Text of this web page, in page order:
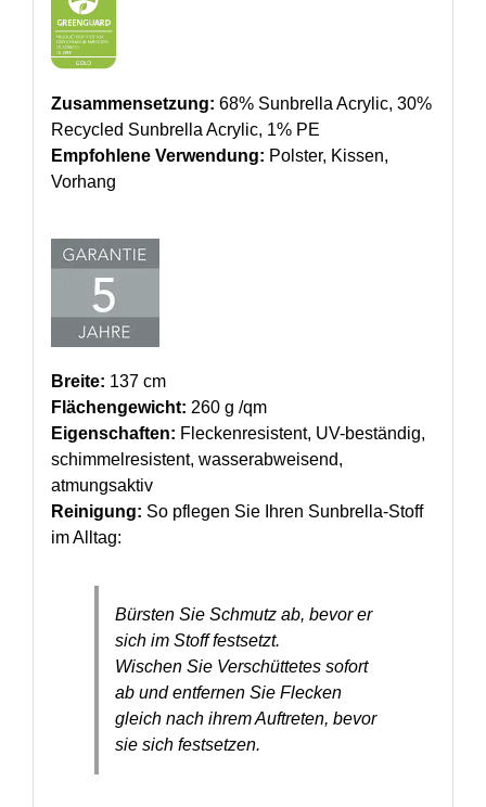
Zusammensetzung: 68% Sunbrella Acrylic, 30%
Recycled Sunbrella Acrylic, 1% PE
Empfohlene Verwendung: Polster, Kissen,
Vorhang
Breite: 137 cm
Flächengewicht: 260 g /qm
Eigenschaften: Fleckenresistent, UV-beständig,
schimmelresistent, wasserabweisend,
atmungsaktiv
Reinigung: So pflegen Sie Ihren Sunbrella-Stoff
im Alltag:
Bürsten Sie Schmutz ab, bevor er
sich im Stoff festsetzt.
Wischen Sie Verschüttetes sofort
ab und entfernen Sie Flecken
gleich nach ihrem Auftreten, bevor
sie sich festsetzen.